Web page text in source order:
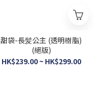
甜袋-長髪公主 (透明樹脂)
(絕版)
HK$239.00 ~ HK$299.00